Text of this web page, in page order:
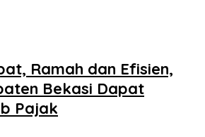
Ramah dan Efisien,
Bekasi Dapat
Pajak